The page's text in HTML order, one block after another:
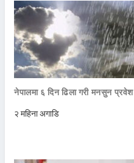
नेपालमा ६ दिन ढिला गरी मनसुन प्रवेश
२ महिना अगाडि